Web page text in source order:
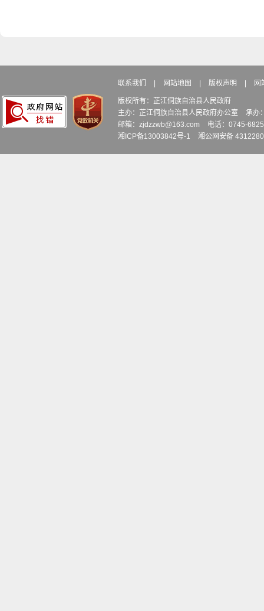
联系我们 网站地图 版权声明 网
版权所有：芷江侗族自治县人民政府
主办：芷江侗族自治县人民政府办公室
承办
邮箱：zjdzzwb@163.com
电话：0745-
湘ICP备13003842号-1
湘公网安备